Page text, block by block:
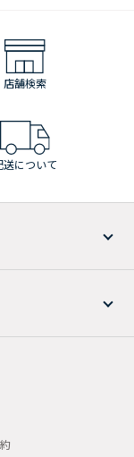
店舗検索
送について